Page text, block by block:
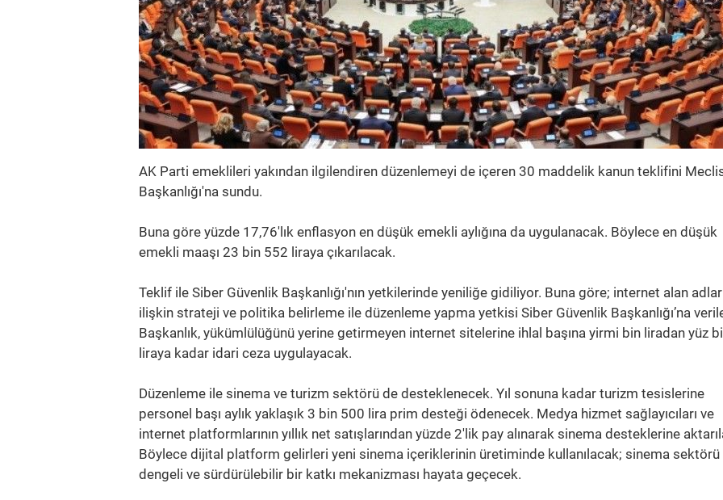
AK Parti emeklileri yakından ilgilendiren düzenlemeyi de içeren 30 maddelik kanun teklifini
Başkanlığı'na sundu.
Buna göre yüzde 17,76'lık enflasyon en düşük emekli aylığına da uygulanacak. Böylece en düşük
emekli maaşı 23 bin 552 liraya çıkarılacak.
Teklif ile Siber Güvenlik Başkanlığı'nın yetkilerinde yeniliğe gidiliyor. Buna göre; internet alan
ilişkin strateji ve politika belirleme ile düzenleme yapma yetkisi Siber Güvenlik Başkanlığı’na
Başkanlık, yükümlülüğünü yerine getirmeyen internet sitelerine ihlal başına yirmi bin liradan yüz
liraya kadar idari ceza uygulayacak.
Düzenleme ile sinema ve turizm sektörü de desteklenecek. Yıl sonuna kadar turizm tesislerine
personel başı aylık yaklaşık 3 bin 500 lira prim desteği ödenecek. Medya hizmet sağlayıcıları ve
internet platformlarının yıllık net satışlarından yüzde 2'lik pay alınarak sinema desteklerine
Böylece dijital platform gelirleri yeni sinema içeriklerinin üretiminde kullanılacak; sinema sektörü
dengeli ve sürdürülebilir bir katkı mekanizması hayata geçecek.